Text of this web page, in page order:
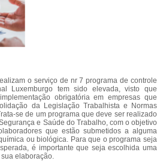
o serviço de nr 7 programa de controle
Luxemburgo tem sido elevada, visto que
obrigatória em empresas que
da Legislação Trabalhista e Normas
se de um programa que deve ser realizado
e Saúde do Trabalho, com o objetivo
que estão submetidos a alguma
ou biológica. Para que o programa seja
é importante que seja escolhida uma
elaboração.